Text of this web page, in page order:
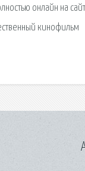
онлайн на
кинофильм